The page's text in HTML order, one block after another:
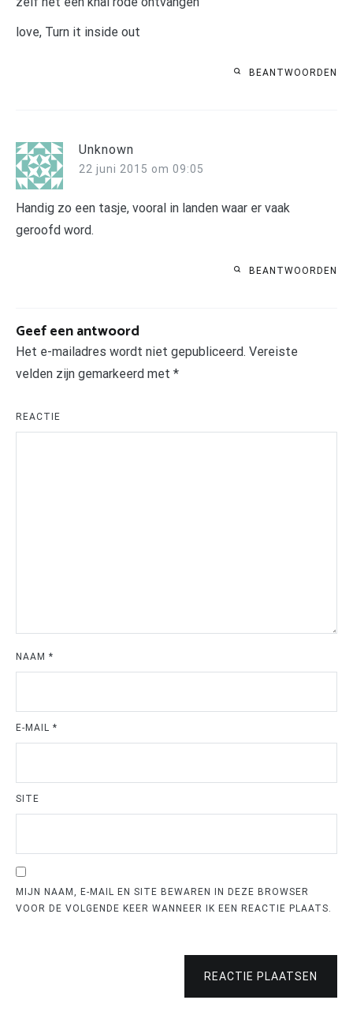
love, Turn it inside out
BEANTWOORDEN
Unknown
22 juni 2015 om 09:05
Handig zo een tasje, vooral in landen waar er vaak
geroofd word.
BEANTWOORDEN
Geef een antwoord
Het e-mailadres wordt niet gepubliceerd. Vereiste
velden zijn gemarkeerd met *
REACTIE
NAAM *
E-MAIL *
SITE
MIJN NAAM, E-MAIL EN SITE BEWAREN IN DEZE BROWSER
VOOR DE VOLGENDE KEER WANNEER IK EEN REACTIE PLAATS.
REACTIE PLAATSEN